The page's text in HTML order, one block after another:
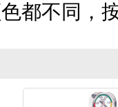
都不同，